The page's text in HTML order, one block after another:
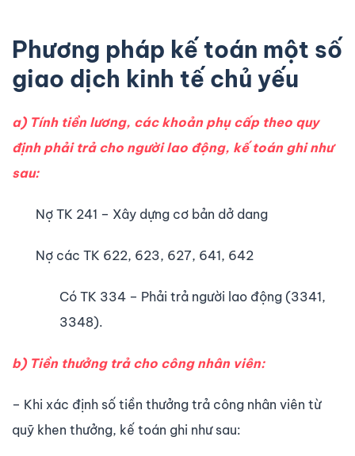
Phương pháp kế toán một số
giao dịch kinh tế chủ yếu
a) Tính tiền lương, các khoản phụ cấp theo quy
định phải trả cho người lao động, kế toán ghi như
sau:
Nợ TK 241 – Xây dựng cơ bản dở dang
Nợ các TK 622, 623, 627, 641, 642
Có TK 334 – Phải trả người lao động (3341,
3348).
b) Tiền thưởng trả cho công nhân viên:
– Khi xác định số tiền thưởng trả công nhân viên từ
quỹ khen thưởng, kế toán ghi như sau: